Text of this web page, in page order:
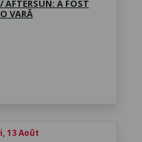
AFTERSUN: A FOST
VARĂ
13 Août